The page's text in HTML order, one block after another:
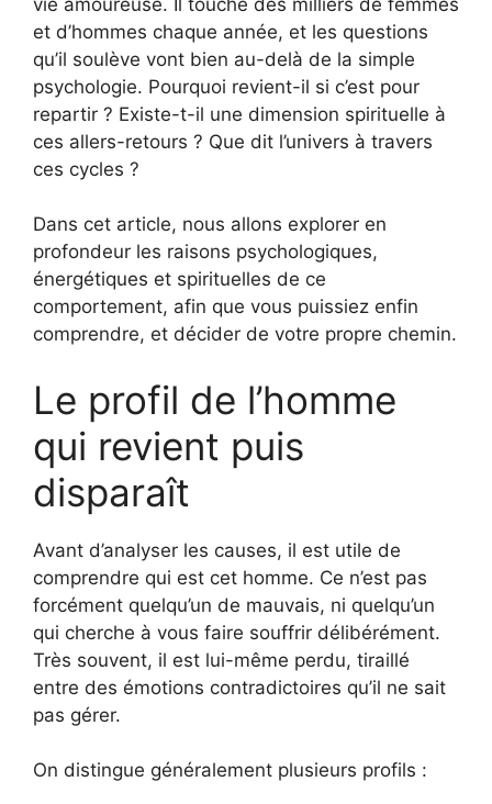
et d’hommes chaque année, et les questions
qu’il soulève vont bien au-delà de la simple
psychologie. Pourquoi revient-il si c’est pour
repartir ? Existe-t-il une dimension spirituelle à
ces allers-retours ? Que dit l’univers à travers
ces cycles ?
Dans cet article, nous allons explorer en
profondeur les raisons psychologiques,
énergétiques et spirituelles de ce
comportement, afin que vous puissiez enfin
comprendre, et décider de votre propre chemin.
Le profil de l’homme
qui revient puis
disparaît
Avant d’analyser les causes, il est utile de
comprendre qui est cet homme. Ce n’est pas
forcément quelqu’un de mauvais, ni quelqu’un
qui cherche à vous faire souffrir délibérément.
Très souvent, il est lui-même perdu, tiraillé
entre des émotions contradictoires qu’il ne sait
pas gérer.
On distingue généralement plusieurs profils :